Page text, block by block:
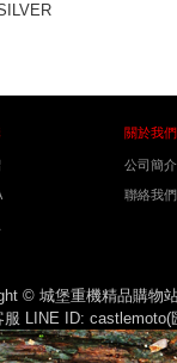
關於我們
公司簡介
聯絡我們
© 城堡重機精品購物
服 LINE ID: